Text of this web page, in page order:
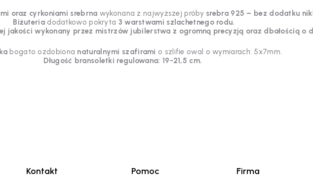
oraz cyrkoniami srebrna wykonana z najwyższej próby srebra 925 – bez dodatku
Biżuteriadodatkowo pokryta 3 warstwami szlachetnego rodu.
jakości wykonany przez mistrzów jubilerstwa z ogromną precyzją oraz dbałością o
bogato ozdobiona naturalnymi szafirami o szlifie owal o wymiarach: 5x7mm.
Długość bransoletki regulowana: 19-21,5 cm.
Kontakt Pomoc Firma